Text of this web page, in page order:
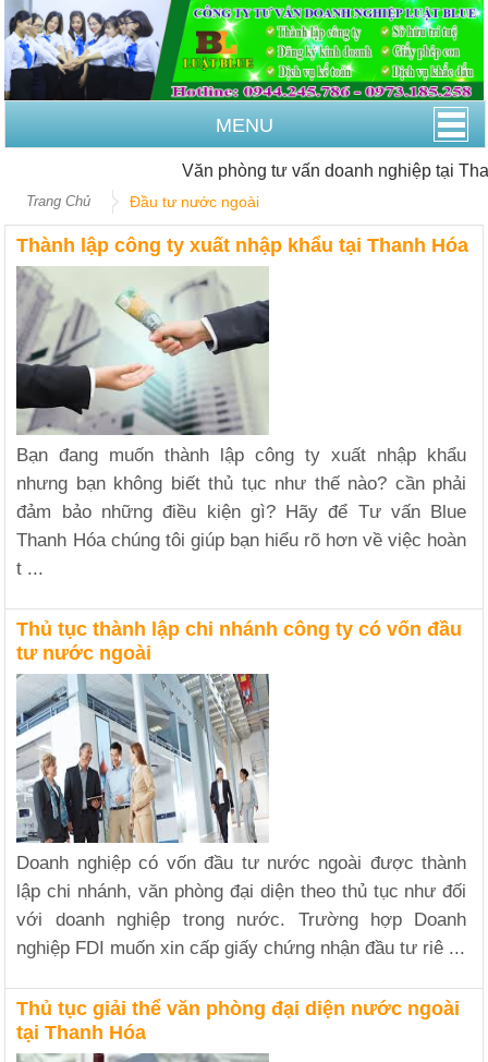
MENU
Văn phòng tư vấn doanh nghiệp tại
Trang Chủ Đầu tư nước ngoài
Thành lập công ty xuất nhập khẩu tại Thanh Hóa
Bạn đang muốn thành lập công ty xuất nhập khẩu
nhưng bạn không biết thủ tục như thế nào? cần phải
đảm bảo những điều kiện gì? Hãy để Tư vấn Blue
Thanh Hóa chúng tôi giúp bạn hiểu rõ hơn về việc hoàn
t ...
Thủ tục thành lập chi nhánh công ty có vốn đầu
tư nước ngoài
Doanh nghiệp có vốn đầu tư nước ngoài được thành
lập chi nhánh, văn phòng đại diện theo thủ tục như đối
với doanh nghiệp trong nước. Trường hợp Doanh
nghiệp FDI muốn xin cấp giấy chứng nhận đầu tư riê ...
Thủ tục giải thể văn phòng đại diện nước ngoài
tại Thanh Hóa